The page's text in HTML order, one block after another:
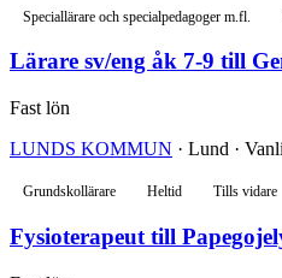
Speciallärare och specialpedagoger m.fl.
Lärare sv/eng åk 7-9 till
Fast lön
LUNDS KOMMUN · Lund ·
Grundskollärare Heltid Tills vidare
Fysioterapeut till